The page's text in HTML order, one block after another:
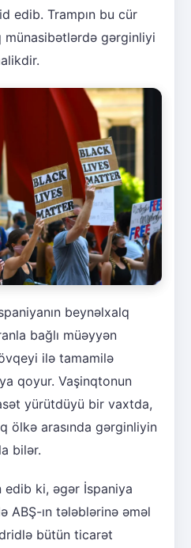
edib. Trampın bu cür
münasibətlərdə gərginliyi
beynəlxalq
bağlı müəyyən
ilə tamamilə
qoyur. Vaşinqtonun
yürütdüyü bir vaxtda,
ölkə arasında gərginliyin
bilər.
ki, əgər İspaniya
ABŞ-ın tələblərinə əməl
bütün ticarət